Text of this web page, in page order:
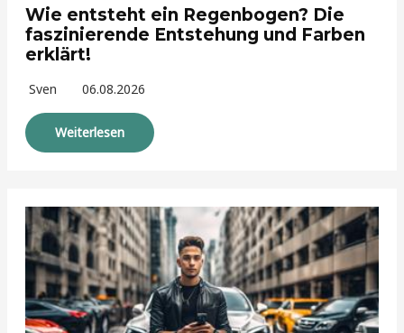
Wie entsteht ein Regenbogen? Die
faszinierende Entstehung und Farben
erklärt!
Sven 06.08.2026
Weiterlesen